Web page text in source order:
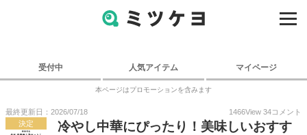
受付中 人気アイテム マイページ
本ページはプロモーションを含みます
最終更新日：2026/07/18 1466View 34コメント
決定
冷やし中華にぴったり！美味しいおすす